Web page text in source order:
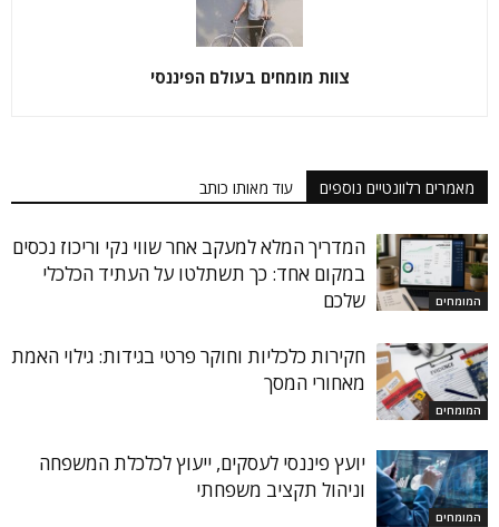
צוות מומחים בעולם הפיננסי
מאמרים רלוונטיים נוספים עוד מאותו כותב
המומחים
המדריך המלא למעקב אחר שווי נקי וריכוז נכסים
במקום אחד: כך תשתלטו על העתיד הכלכלי
שלכם
המומחים
חקירות כלכליות וחוקר פרטי בגידות: גילוי האמת
מאחורי המסך
המומחים
יועץ פיננסי לעסקים, ייעוץ לכלכלת המשפחה
וניהול תקציב משפחתי